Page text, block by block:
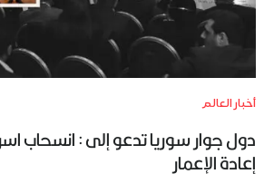
أخبار العالم
دول جوار سوريا تدعو إلى : انسحاب
إعادة الإعمار